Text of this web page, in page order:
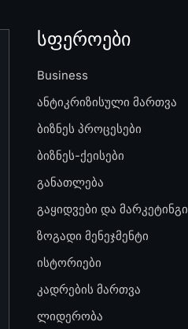
სფეროები
Business
ანტიკრიზისული მართვა
ბიზნეს პროცესები
ბიზნეს-ქეისები
განათლება
გაყიდვები და მარკეტინგი
ზოგადი მენეჯმენტი
ისტორიები
კადრების მართვა
ლიდერობა